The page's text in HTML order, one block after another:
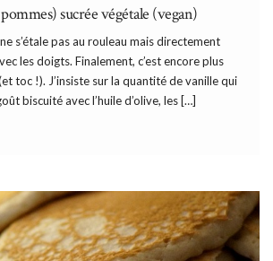
sucrée végétale (vegan)
s’étale pas au rouleau mais directement
les doigts. Finalement, c’est encore plus
toc !). J’insiste sur la quantité de vanille qui
biscuité avec l’huile d’olive, les […]